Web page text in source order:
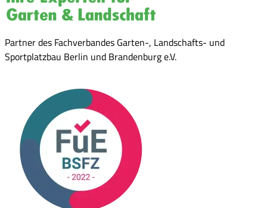
Partner des Fachverbandes Garten-, Landschafts- und
Sportplatzbau Berlin und Brandenburg e.V.